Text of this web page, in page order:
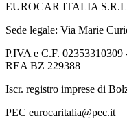
EUROCAR ITALIA
Sede legale: Via Marie
P.IVA e C.F.
REA BZ 229388
Iscr. registro imprese di
PEC eurocaritalia@pec.it